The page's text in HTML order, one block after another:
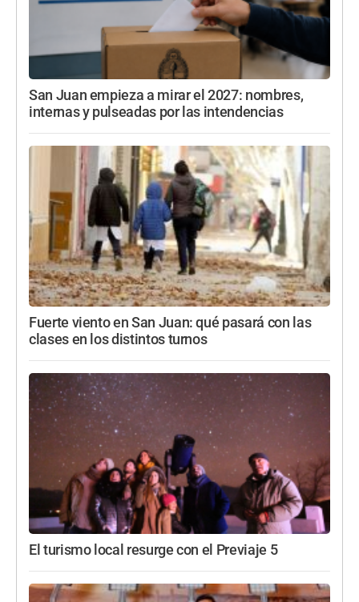
San Juan empieza a mirar el 2027: nombres,
internas y pulseadas por las intendencias
Fuerte viento en San Juan: qué pasará con las
clases en los distintos turnos
El turismo local resurge con el Previaje 5